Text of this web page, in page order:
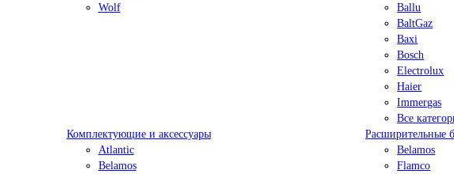
Wolf
Ballu
BaltGaz
Baxi
Bosсh
Electrolux
Haier
Immergas
Все
Комплектующие и аксессуары
Atlantic
Belamos
Расширительные
Belamos
Flamco